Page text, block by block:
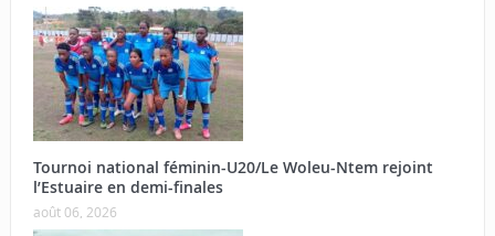
Tournoi national féminin-U20/Le Woleu-Ntem rejoint
l’Estuaire en demi-finales
août 06, 2026